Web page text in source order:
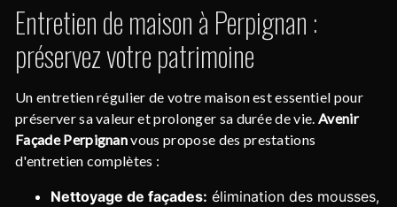
Entretien de maison à Perpignan :
préservez votre patrimoine
Un entretien régulier de votre maison est essentiel pour
préserver sa valeur et prolonger sa durée de vie.Avenir
Façade Perpignanvous propose des prestations
d'entretien complètes :
Nettoyage de façades: élimination des mousses,